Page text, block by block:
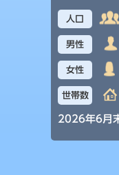
人口
男性
女性
世帯数
2026年6月